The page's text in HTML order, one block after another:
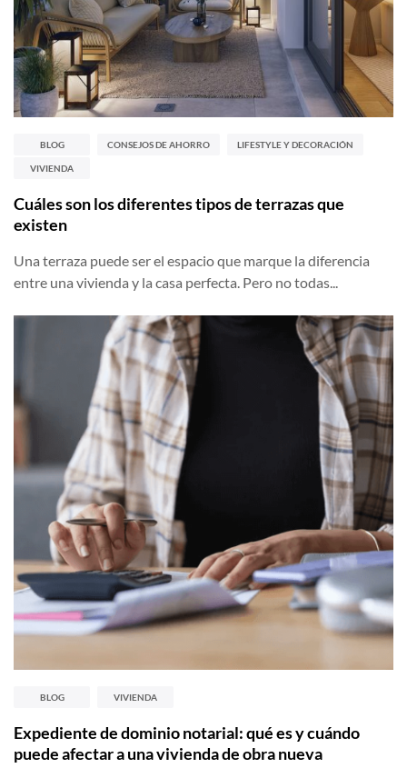
BLOG CONSEJOS DE AHORRO LIFESTYLE Y DECORACIÓN
VIVIENDA
Cuáles son los diferentes tipos de terrazas que
existen
Una terraza puede ser el espacio que marque la diferencia
entre una vivienda y la casa perfecta. Pero no todas...
BLOG VIVIENDA
Expediente de dominio notarial: qué es y cuándo
puede afectar a una vivienda de obra nueva